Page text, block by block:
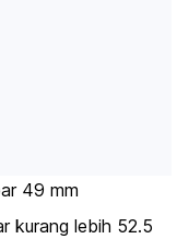
49 mm
kurang lebih 52.5